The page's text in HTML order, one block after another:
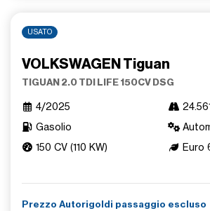
USATO
VOLKSWAGEN Tiguan
TIGUAN 2.0 TDI LIFE 150CV DSG
4/2025
Gasolio
150 CV (110 KW)
Euro
Prezzo Autorigoldi passaggio escluso